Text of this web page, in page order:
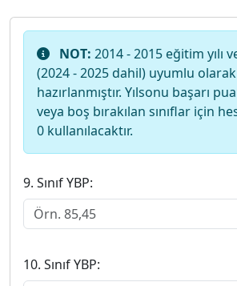
NOT: 2014 - 2015 eğitim yılı
(2024 - 2025 dahil) uyumlu olarak
hazırlanmıştır. Yılsonu başarı
veya boş bırakılan sınıflar için
0 kullanılacaktır.
9. Sınıf YBP:
10. Sınıf YBP: